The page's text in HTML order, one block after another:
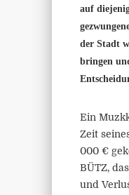
auf
der Stadt
bringen
Ein
Zeit
000 €
BÜTZ,
und